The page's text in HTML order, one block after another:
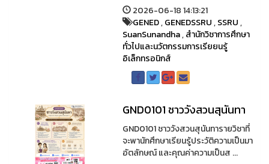
2026-06-18 14:13:21
GENED,GENEDSSRU,SSRU,
SuanSunandha,สำนักวิชาการศึกษา
ทั่วไปและนวัตกรรมการเรียยนรู้
อิเล็กทรอนิกส์
GND0101 ชาววังสวนสุนันทา
GND0101 ชาววังสวนสุนันทารายวิชาที่
จะพานักศึกษาเรียนรู้ประวัติความเป็นมา
อัตลักษณ์ และคุณค่าความเป็นส ...